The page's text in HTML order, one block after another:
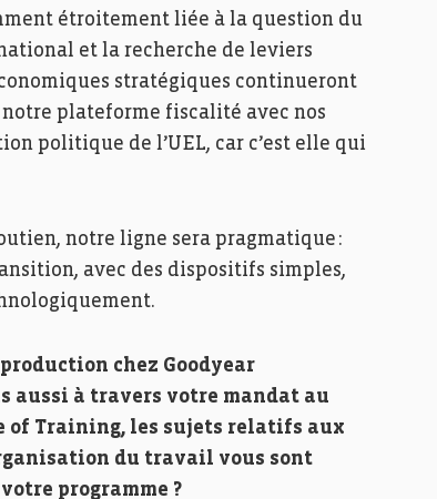
étroitement liée à la question du
et la recherche de leviers
stratégiques continueront
plateforme fiscalité avec nos
politique de l’UEL, car c’est elle qui
notre ligne sera pragmatique :
avec des dispositifs simples,
chez Goodyear
aussi à travers votre mandat au
of Training, les sujets relatifs aux
du travail vous sont
programme ?